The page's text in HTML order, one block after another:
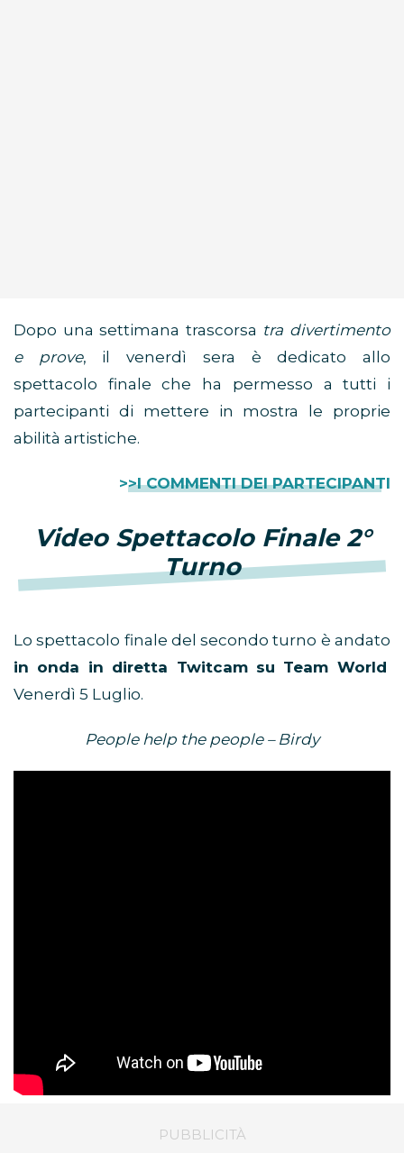
Dopo una settimana trascorsa tra divertimento
e prove, il venerdì sera è dedicato allo
spettacolo finale che ha permesso a tutti i
partecipanti di mettere in mostra le proprie
abilità artistiche.
>>I COMMENTI DEI PARTECIPANTI
Video Spettacolo Finale 2°
Turno
Lo spettacolo finale del secondo turno è andato
in onda in diretta Twitcam su Team World
Venerdì 5 Luglio.
People help the people – Birdy